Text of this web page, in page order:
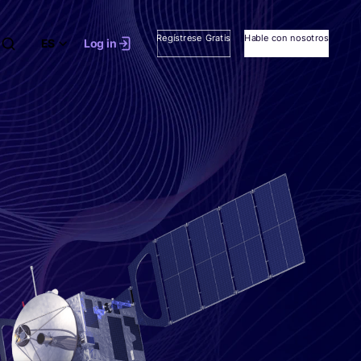
ES Log in Regístrese Gratis Hable con nosotros